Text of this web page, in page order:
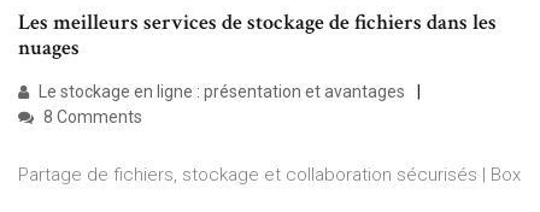
Les meilleurs services de stockage de fichiers dans les
nuages
Le stockage en ligne : présentation et avantages
8 Comments
Partage de fichiers, stockage et collaboration sécurisés | Box